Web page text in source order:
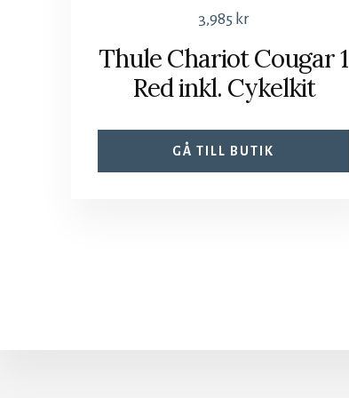
3,985 kr
Thule Chariot Cougar 1
Red inkl. Cykelkit
GÅ TILL BUTIK